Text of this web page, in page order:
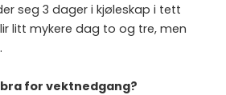
seg 3 dager i kjøleskap i tett
litt mykere dag to og tre, men
for vektnedgang?